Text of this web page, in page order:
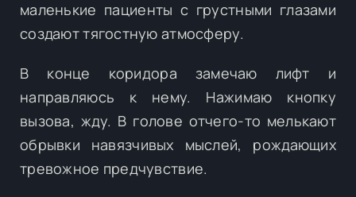
маленькие пациенты с грустными глазами
создают тягостную атмосферу.
В конце коридора замечаю лифт и
направляюсь к нему. Нажимаю кнопку
вызова, жду. В голове отчего-то мелькают
обрывки навязчивых мыслей, рождающих
тревожное предчувствие.